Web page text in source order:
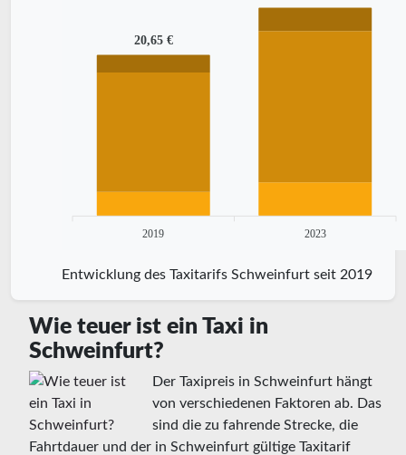
20,65 €
2019 2023
Entwicklung des Taxitarifs Schweinfurt seit 2019
Wie teuer ist ein Taxi in
Schweinfurt?
Der Taxipreis in Schweinfurt hängt
von verschiedenen Faktoren ab. Das
sind die zu fahrende Strecke, die
Fahrtdauer und der in Schweinfurt gültige Taxitarif